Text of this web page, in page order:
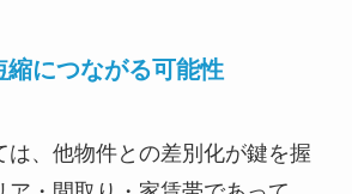
につながる可能性
は、他物件との差別化が鍵を握